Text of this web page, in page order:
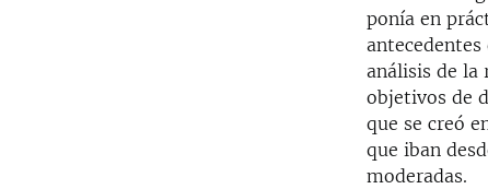
ponía en
análisis de
objetivos de
que se creó
que iban
moderadas.